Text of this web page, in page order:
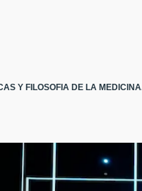
Y FILOSOFIA DE LA